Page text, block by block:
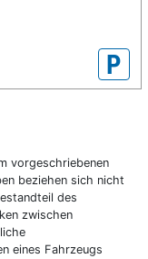
P
vorgeschriebenen
beziehen sich nicht
des
zwischen
eines Fahrzeugs